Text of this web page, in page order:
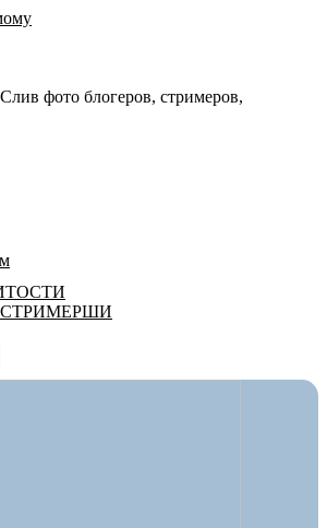
Слив фото блогеров, стримеров,
СТРИМЕРШИ